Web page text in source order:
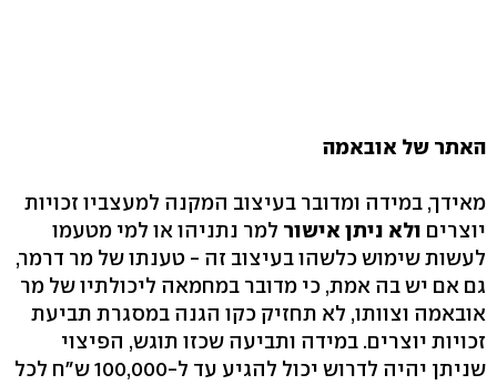
האתר של אובאמה
מאידך, במידה ומדובר בעיצוב המקנה למעצביו זכויות
יוצרים ולא ניתן אישור למר נתניהו או למי מטעמו
לעשות שימוש כלשהו בעיצוב זה - טענתו של מר דרמר,
גם אם יש בה אמת, כי מדובר במחמאה ליכולתיו של מר
אובאמה וצוותו, לא תחזיק כקו הגנה במסגרת תביעת
זכויות יוצרים. במידה ותביעה שכזו תוגש, הפיצוי
שניתן יהיה לדרוש יכול להגיע עד ל-100,000 ש"ח לכל